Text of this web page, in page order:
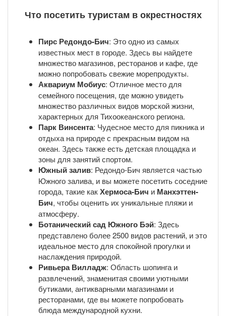
Что посетить туристам в окрестностях
Пирс Редондо-Бич: Это одно из самых
известных мест в городе. Здесь вы найдете
множество магазинов, ресторанов и кафе, где
можно попробовать свежие морепродукты.
Аквариум Мобиус: Отличное место для
семейного посещения, где можно увидеть
множество различных видов морской жизни,
характерных для Тихоокеанского региона.
Парк Винсента: Чудесное место для пикника и
отдыха на природе с прекрасным видом на
океан. Здесь также есть детская площадка и
зоны для занятий спортом.
Южный залив: Редондо-Бич является частью
Южного залива, и вы можете посетить соседние
города, такие какХермоса-Бич и Манхэттен-
Бич, чтобы оценить их уникальные пляжи и
атмосферу.
Ботанический сад Южного Бэй: Здесь
представлено более 2500 видов растений, и это
идеальное место для спокойной прогулки и
наслаждения природой.
Ривьера Вилладж: Область шопинга и
развлечений, знаменитая своими уютными
бутиками, антикварными магазинами и
ресторанами, где вы можете попробовать
блюда международной кухни.